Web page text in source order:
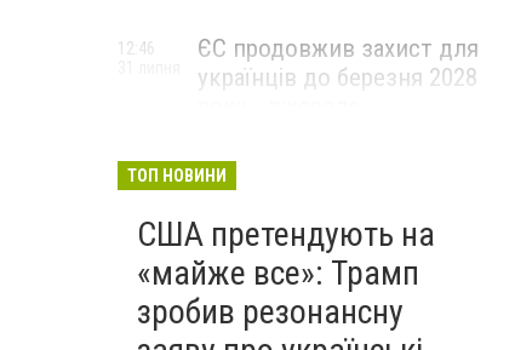
ЄС продовжив захист для
українців до березня 2028
12:46
ТОП НОВИНИ
США претендують на
«майже все»: Трамп
зробив резонансну